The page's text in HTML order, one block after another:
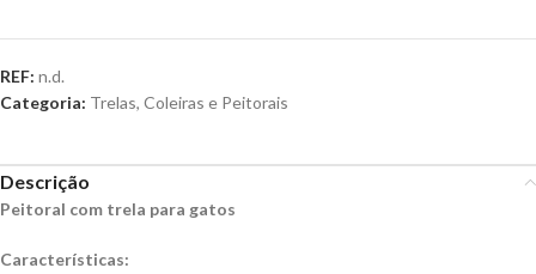
REF: n.d.
Categoria: Trelas, Coleiras e Peitorais
Descrição
Peitoral com trela para gatos
Características: